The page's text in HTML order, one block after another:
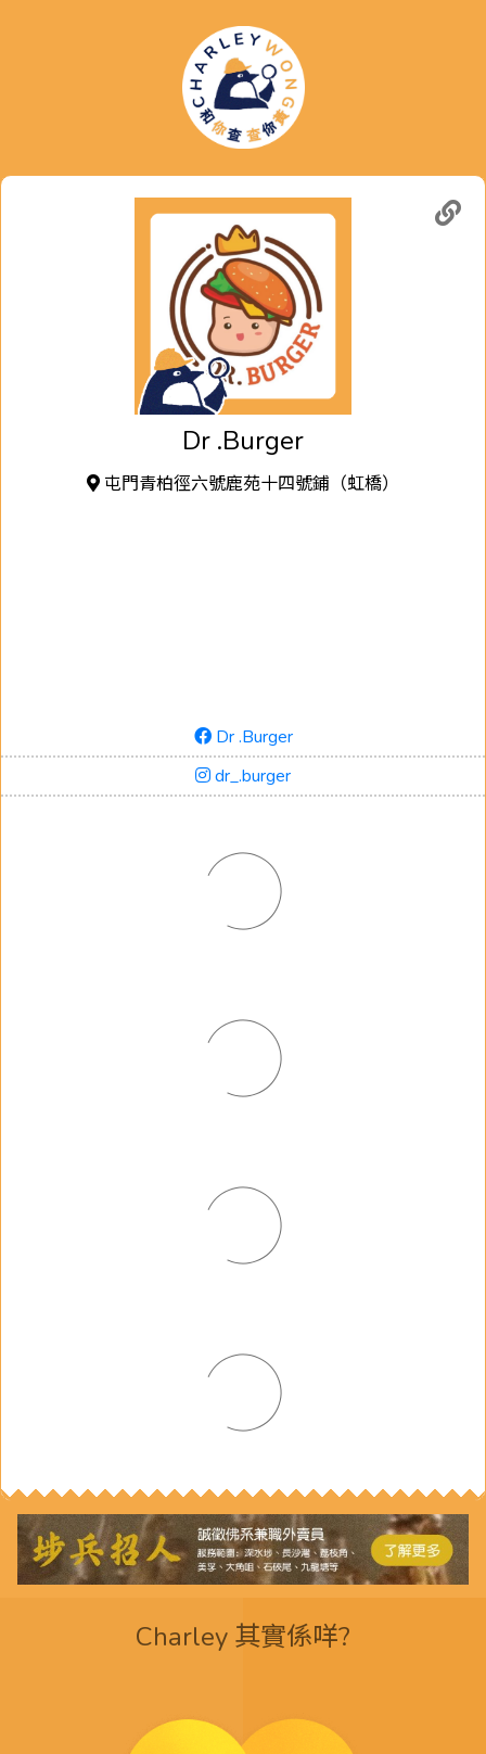
Dr .Burger
屯門青柏徑六號鹿苑十四號鋪（虹橋）
Dr .Burger
dr_.burger
Charley 其實係咩?